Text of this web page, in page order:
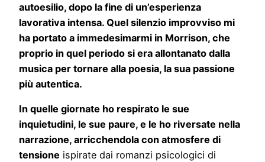
autoesilio, dopo la fine di un’esperienza
lavorativa intensa. Quel silenzio improvviso mi
ha portato a immedesimarmi in Morrison, che
proprio in quel periodo si era allontanato dalla
musica per tornare alla poesia, la sua passione
più autentica.
In quelle giornate ho respirato le sue
inquietudini, le sue paure, e le ho riversate nella
narrazione, arricchendola con atmosfere di
tensione ispirate dai romanzi psicologici di